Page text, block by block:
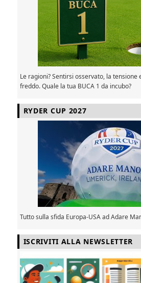
Le ragioni? Sentirsi osservato, la tensione
freddo. Quale la tua BUCA 1 da incubo?
RYDER CUP 2027
Tutto sulla sfida Europa-USA ad Adare
ISCRIVITI ALLA NEWSLETTER